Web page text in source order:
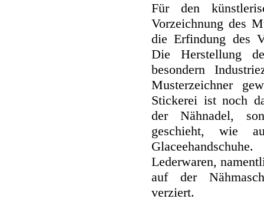
Für den
Vorzeichnung des
die Erfindung des
Die Herstellung
besondern
Musterzeichner
Stickerei ist noch
der Nähnadel,
geschieht, wie
Lederwaren,
auf der
verziert.